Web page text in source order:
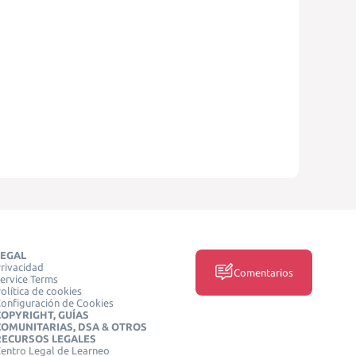
Terms
de cookies
de Cookies
GUÍAS
DSA & OTROS
LEGALES
Legal de Learneo
Comentarios